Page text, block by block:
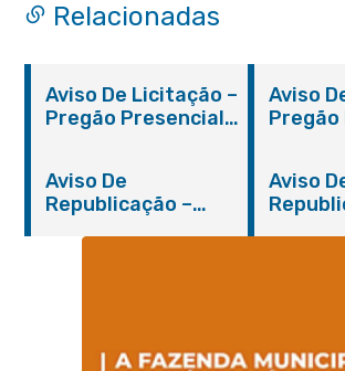
Relacionadas
Aviso De Licitação –
Pregão Presencial
Aviso
Aviso De
Republicação –
Aviso